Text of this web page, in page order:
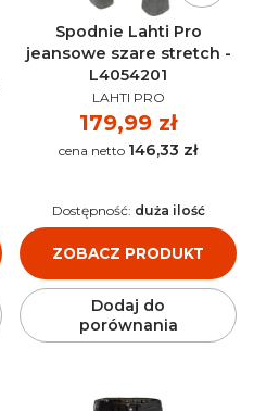
Spodnie Lahti Pro
jeansowe szare stretch -
L4054201
PRODUCENT
LAHTI PRO
Cena
179,99 zł
Cena 146,33 zł
ZOBACZ PRODUKT
Dostępność: duża ilość
Dodaj do
porównania